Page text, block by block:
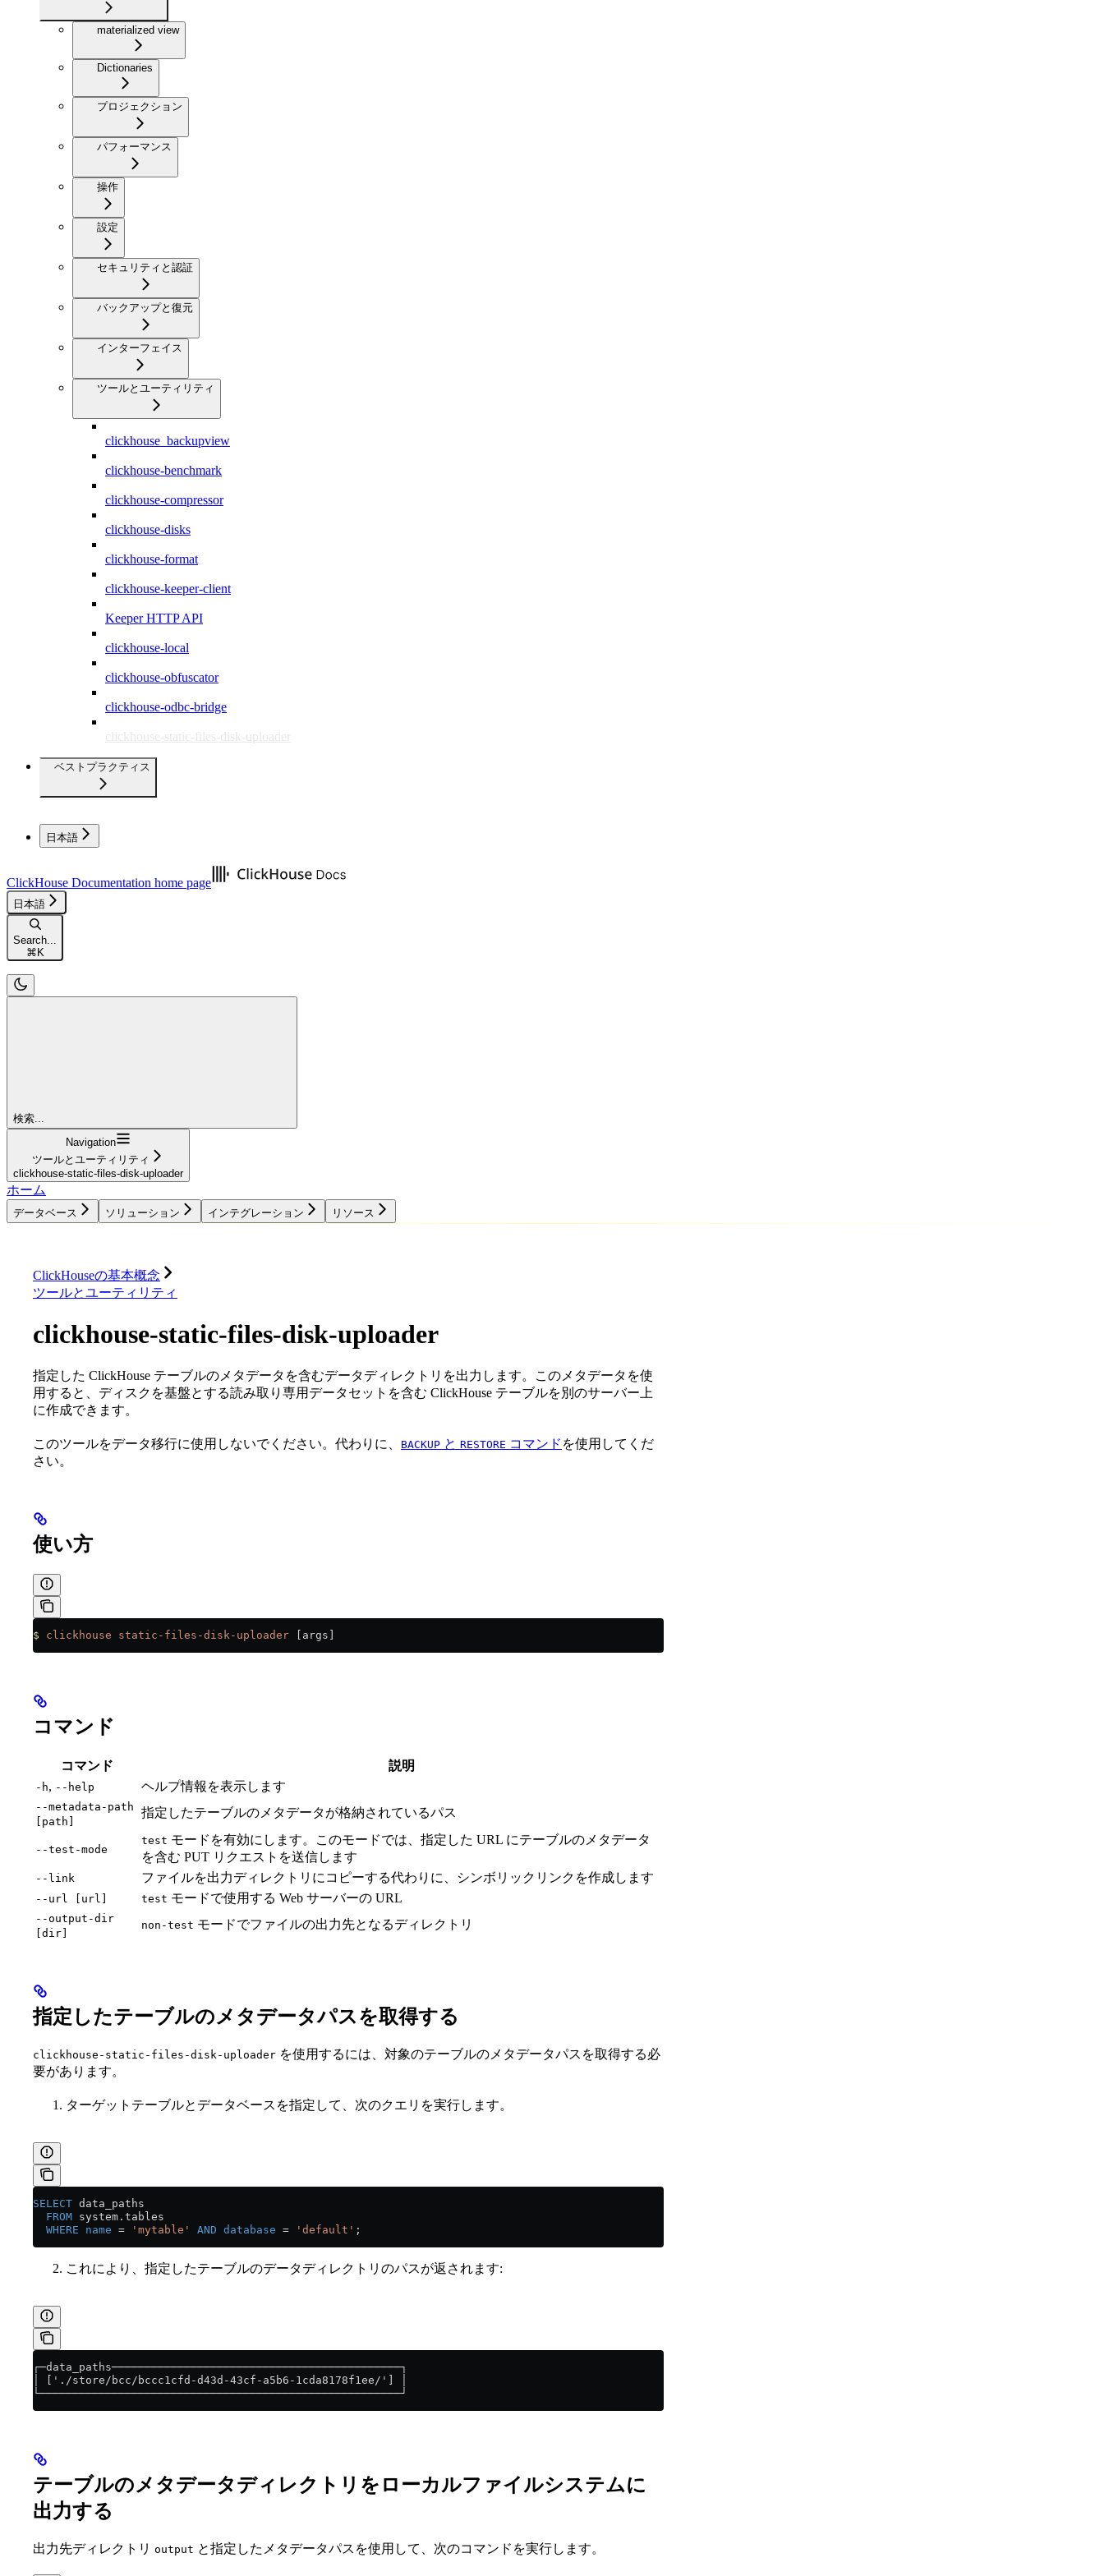
materialized view
Dictionaries
プロジェクション
パフォーマンス
操作
設定
セキュリティと認証
バックアップと復元
インターフェイス
ツールとユーティリティ
clickhouse_backupview
clickhouse-benchmark
clickhouse-compressor
clickhouse-disks
clickhouse-format
clickhouse-keeper-client
Keeper HTTP API
clickhouse-local
clickhouse-obfuscator
clickhouse-odbc-bridge
clickhouse-static-files-disk-uploader
ベストプラクティス
日本語
ClickHouse Documentation home page
日本語
Search...
⌘ K
検索...
Navigation
ツールとユーティリティ
clickhouse-static-files-disk-uploader
ホーム
データベース ソリューション インテグレーション リソース
ClickHouseの基本概念
ツールとユーティリティ
clickhouse-static-files-disk-uploader
指定した ClickHouse テーブルのメタデータを含むデータディレクトリを出力します。このメタデータを使
用すると、ディスクを基盤とする読み取り専用データセットを含む ClickHouse テーブルを別のサーバー上
に作成できます。
このツールをデータ移行に使用しないでください。代わりに、 BACKUP と RESTORE コマンド を使用してくだ
さい。
使い方
$ clickhouse static-files-disk-uploader [args]
コマンド
コマンド 説明
-h, --help ヘルプ情報を表示します
--metadata-path
[path]
指定したテーブルのメタデータが格納されているパス
--test-mode
test モードを有効にします。このモードでは、指定した URL にテーブルのメタデータ
を含む PUT リクエストを送信します
--link ファイルを出力ディレクトリにコピーする代わりに、シンボリックリンクを作成します
--url [url] test モードで使用する Web サーバーの URL
--output-dir
[dir]
non-test モードでファイルの出力先となるディレクトリ
指定したテーブルのメタデータパスを取得する
clickhouse-static-files-disk-uploader を使用するには、対象のテーブルのメタデータパスを取得する必
要があります。
ターゲットテーブルとデータベースを指定して、次のクエリを実行します。
SELECT data_paths
  FROM
system . tables
  WHERE
name = 'mytable' AND database = 'default' ;
これにより、指定したテーブルのデータディレクトリのパスが返されます:
┌─data_paths────────────────────────────────────────────┐
│ ['./store/bcc/bccc1cfd-d43d-43cf-a5b6-1cda8178f1ee/'] │
└───────────────────────────────────────────────────────┘
テーブルのメタデータディレクトリをローカルファイルシステムに
出力する
出力先ディレクトリ output と指定したメタデータパスを使用して、次のコマンドを実行します。